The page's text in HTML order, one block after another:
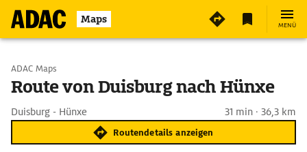
Maps MENÜ
Start wählen
ADAC Maps
Route von Duisburg nach Hünxe
Duisburg - Hünxe 31 min · 36,3 km
Routendetails anzeigen